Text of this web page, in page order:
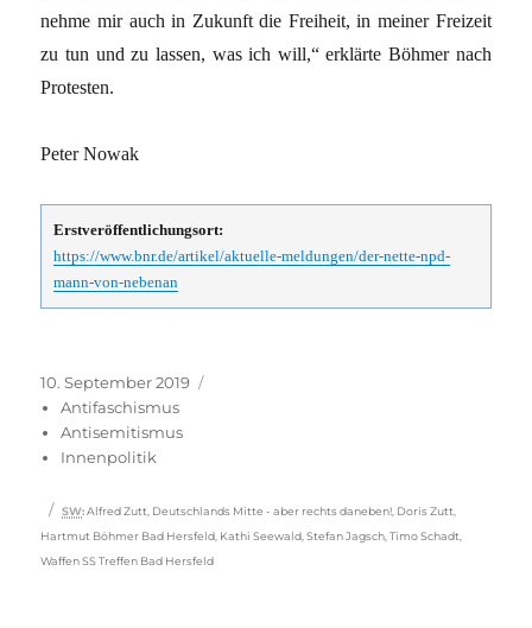
nehme mir auch in Zukunft die Freiheit, in meiner Freizeit
zu tun und zu lassen, was ich will,“ erklärte Böhmer nach
Protesten.
Peter Nowak
Erstveröffentlichungsort:
https://www.bnr.de/artikel/aktuelle-meldungen/der-nette-npd-
mann-von-nebenan
Veröffentlicht
am
10. September 2019
Antifaschismus
Antisemitismus
Innenpolitik
Schlagwörter
SW: Alfred Zutt Deutschlands Mitte - aber rechts daneben! Doris Zutt
Hartmut Böhmer Bad Hersfeld Kathi Seewald ,Stefan Jagsch ,Timo Schadt
Waffen SS Treffen Bad Hersfeld